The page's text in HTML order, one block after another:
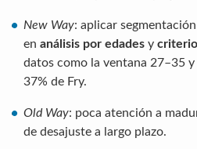
New Way: aplicar
en análisis por edades y
datos como la ventana 27–35
37% de Fry.
Old Way: poca atención a
de desajuste a largo plazo.